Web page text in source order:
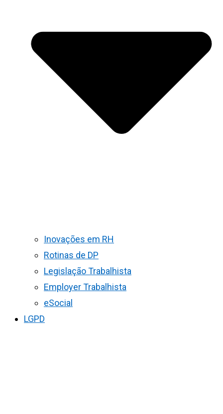
Inovações em RH
Rotinas de DP
Legislação Trabalhista
Employer Trabalhista
eSocial
LGPD